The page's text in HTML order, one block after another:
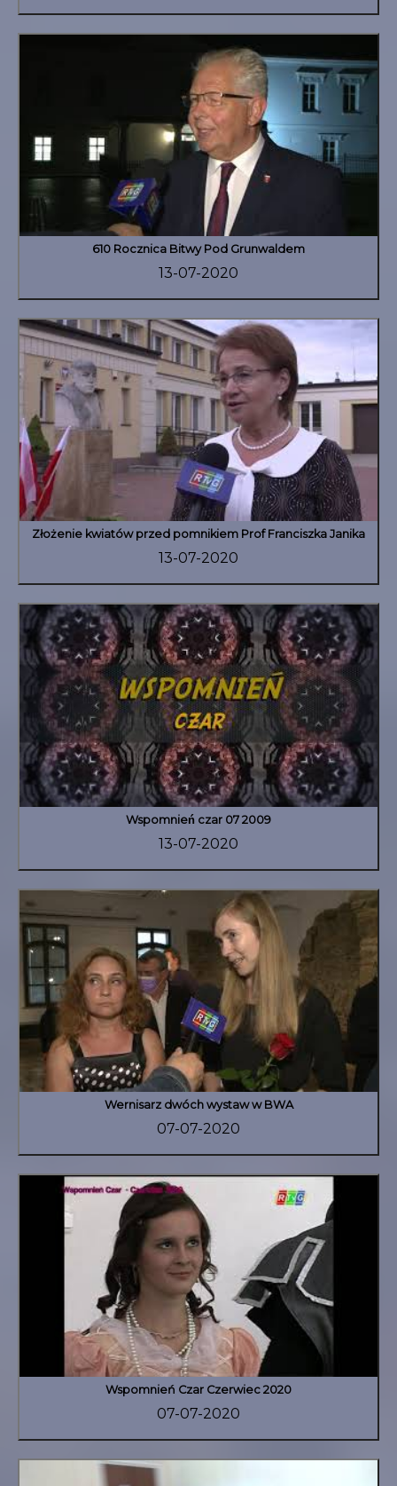
610 Rocznica Bitwy Pod Grunwaldem
13-07-2020
Złożenie kwiatów przed pomnikiem Prof Franciszka Janika
13-07-2020
Wspomnień czar 07 2009
13-07-2020
Wernisarz dwóch wystaw w BWA
07-07-2020
Wspomnień Czar Czerwiec 2020
07-07-2020